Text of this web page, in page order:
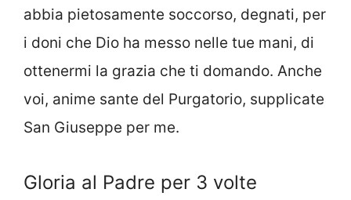
abbia pietosamente soccorso, degnati, per
i doni che Dio ha messo nelle tue mani, di
ottenermi la grazia che ti domando. Anche
voi, anime sante del Purgatorio, supplicate
San Giuseppe per me.
Gloria al Padre per 3 volte